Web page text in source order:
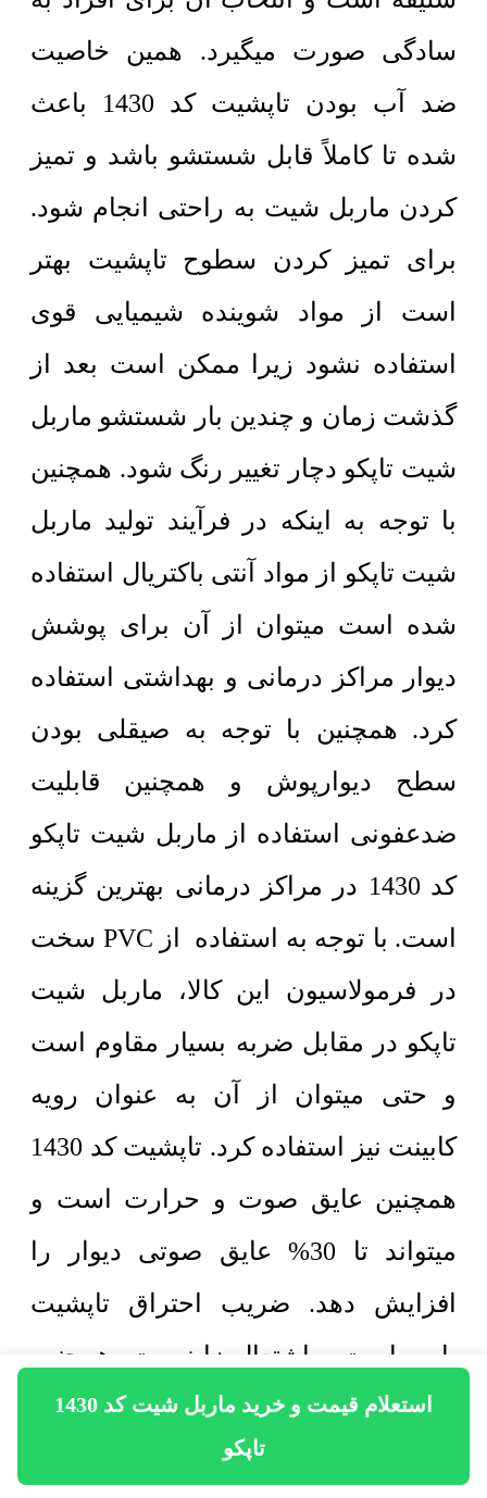
استعلام قیمت و خرید ماربل شیت کد 1430
تاپکو
سادگی صورت میگیرد. همین خاصیت
ضد آب بودن تاپشیت کد 1430 باعث
شده تا کاملاً قابل شستشو باشد و تمیز
کردن ماربل شیت به راحتی انجام شود.
برای تمیز کردن سطوح تاپشیت بهتر
است از مواد شوینده شیمیایی قوی
استفاده نشود زیرا ممکن است بعد از
گذشت زمان و چندین بار شستشو ماربل
شیت تاپکو دچار تغییر رنگ شود. همچنین
با توجه به اینکه در فرآیند تولید ماربل
شیت تاپکو از مواد آنتی باکتریال استفاده
شده است میتوان از آن برای پوشش
دیوار مراکز درمانی و بهداشتی استفاده
کرد. همچنین با توجه به صیقلی بودن
سطح دیوارپوش و همچنین قابلیت
ضدعفونی استفاده از ماربل شیت تاپکو
کد 1430 در مراکز درمانی بهترین گزینه
است. با توجه به استفاده از PVC سخت
در فرمولاسیون این کالا، ماربل شیت
تاپکو در مقابل ضربه بسیار مقاوم است
و حتی میتوان از آن به عنوان رویه
کابینت نیز استفاده کرد. تاپشیت کد 1430
همچنین عایق صوت و حرارت است و
میتواند تا 30% عایق صوتی دیوار را
افزایش دهد. ضریب احتراق تاپشیت
پایین است و اشتعال زا نیست، همچنین
در مقابل حرارت بسیار مقاوم است و در
صورت آتش سوزی خاصیت خود خاموش